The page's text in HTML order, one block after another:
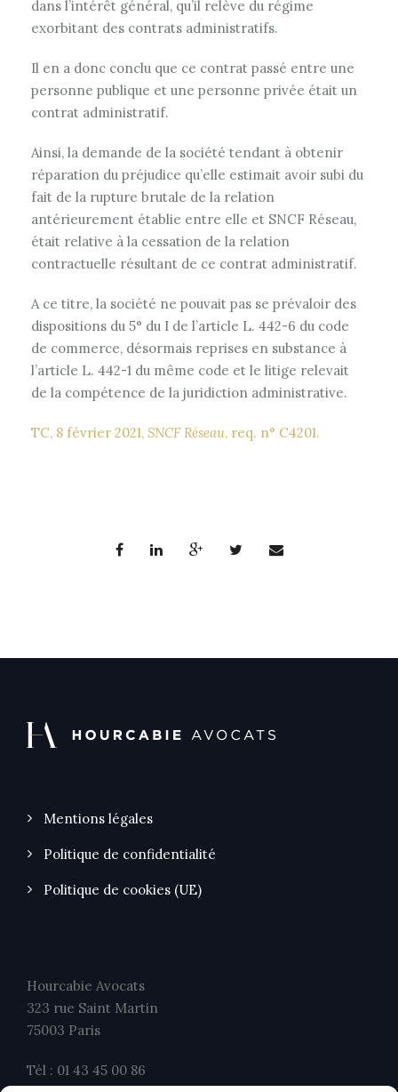
dans l’intérêt général, qu’il relève du régime
exorbitant des contrats administratifs.
Il en a donc conclu que ce contrat passé entre une
personne publique et une personne privée était un
contrat administratif.
Ainsi, la demande de la société tendant à obtenir
réparation du préjudice qu’elle estimait avoir subi du
fait de la rupture brutale de la relation
antérieurement établie entre elle et SNCF Réseau,
était relative à la cessation de la relation
contractuelle résultant de ce contrat administratif.
A ce titre, la société ne pouvait pas se prévaloir des
dispositions du 5° du I de l’article L. 442-6 du code
de commerce, désormais reprises en substance à
l’article L. 442-1 du même code et le litige relevait
de la compétence de la juridiction administrative.
TC, 8 février 2021, SNCF Réseau, req. n° C4201.
Mentions légales
Politique de confidentialité
Politique de cookies (UE)
Hourcabie Avocats
323 rue Saint Martin
75003 Paris
Tél : 01 43 45 00 86